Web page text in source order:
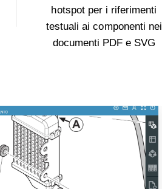
hotspot per i riferimenti
testuali ai componenti nei
documenti PDF e SVG